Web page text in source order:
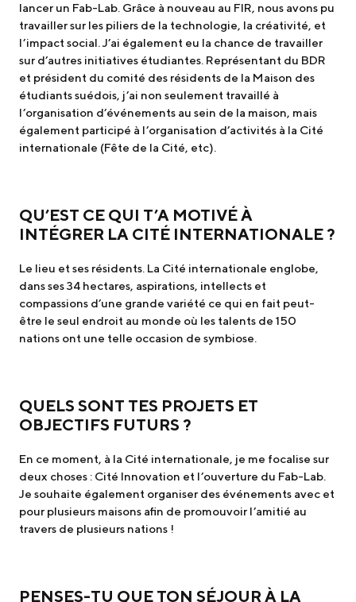
lancer un Fab-Lab. Grâce à nouveau au FIR, nous avons pu
travailler sur les piliers de la technologie, la créativité, et
l’impact social. J’ai également eu la chance de travailler
sur d’autres initiatives étudiantes. Représentant du BDR
et président du comité des résidents de la Maison des
étudiants suédois, j’ai non seulement travaillé à
l’organisation d’événements au sein de la maison, mais
également participé à l’organisation d’activités à la Cité
internationale (Fête de la Cité, etc).
QU’EST CE QUI T’A MOTIVÉ À
INTÉGRER LA CITÉ INTERNATIONALE ?
Le lieu et ses résidents. La Cité internationale englobe,
dans ses 34 hectares, aspirations, intellects et
compassions d’une grande variété ce qui en fait peut-
être le seul endroit au monde où les talents de 150
nations ont une telle occasion de symbiose.
QUELS SONT TES PROJETS ET
OBJECTIFS FUTURS ?
En ce moment, à la Cité internationale, je me focalise sur
deux choses : Cité Innovation et l’ouverture du Fab-Lab.
Je souhaite également organiser des événements avec et
pour plusieurs maisons afin de promouvoir l’amitié au
travers de plusieurs nations !
PENSES-TU QUE TON SÉJOUR À LA